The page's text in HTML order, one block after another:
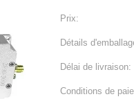
Prix:
Détails
Délai de livraison:
Conditions de